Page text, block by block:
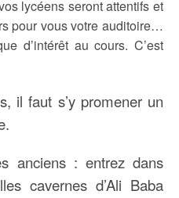
lycéens seront attentifs et
pour vous votre auditoire…
d’intérêt au cours. C’est
il faut s’y promener un
anciens : entrez dans
cavernes d’Ali Baba